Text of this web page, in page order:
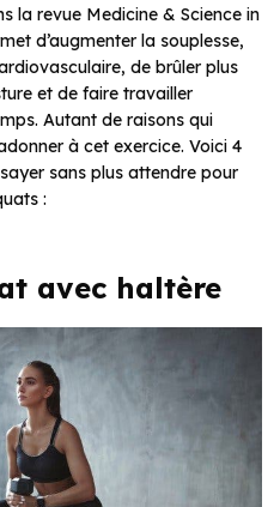
la revue Medicine & Science in
d’augmenter la souplesse,
de brûler plus
et de faire travailler
Autant de raisons qui
à cet exercice. Voici 4
sans plus attendre pour
:
avec haltère